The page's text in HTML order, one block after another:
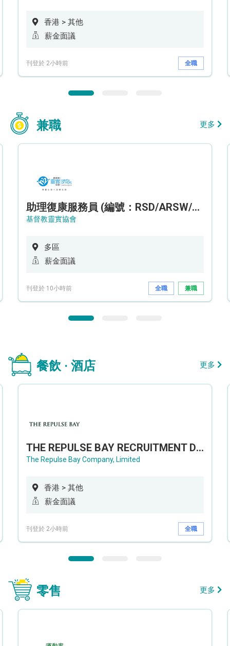
香港 > 其他
薪金面議
刊登於 2小時前 全職
兼職 更多
助理復康服務員 (編號：RSD/ARSW/CTE)
基督教靈實協會
多區
薪金面議
刊登於 10小時前 全職 兼職
餐飲 · 酒店 更多
THE REPULSE BAY RECRUITMENT DAY 淺水灣影灣園人才招聘會
The Repulse Bay Company, Limited
香港 > 其他
薪金面議
刊登於 2小時前 全職
零售 更多